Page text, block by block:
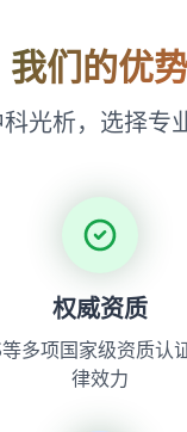
我们的优
光析，选择专
权威资质
多项国家级资质认
律效力